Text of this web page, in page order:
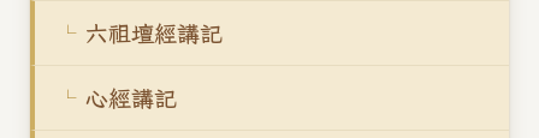
六祖壇經講記
心經講記